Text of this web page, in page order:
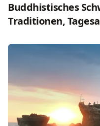
Buddhistisches
Traditionen,
Bali im Juni: Der